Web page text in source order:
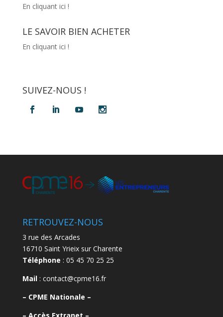
En cliquant ici !
LE SAVOIR BIEN ACHETER
En cliquant ici !
SUIVEZ-NOUS !
RETROUVEZ-NOUS
3 rue des Arcades
16710 Saint Yrieix sur Charente
Téléphone : 05 45 70 25 25
Mail: contact@cpme16.fr
– CPME Nationale –